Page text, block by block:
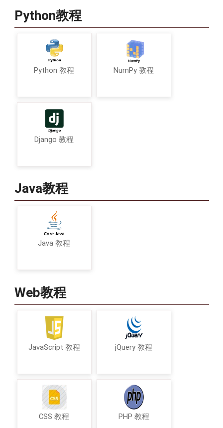
Python教程
Python 教程 NumPy 教程
Django 教程
Java教程
Java 教程
Web教程
JavaScript 教程 jQuery 教程
CSS 教程 PHP 教程